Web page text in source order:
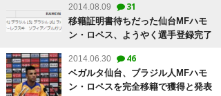
2014.08.09 31
移籍証明書待ちだった仙台MFハモ
ン・ロペス、ようやく選手登録完了
2014.06.30 46
ベガルタ仙台、ブラジル人MFハモ
ン・ロペスを完全移籍で獲得と発表